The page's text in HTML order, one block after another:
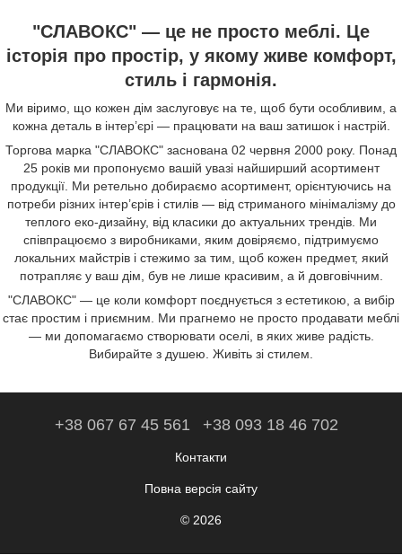
"СЛАВОКС" — це не просто меблі. Це
історія про простір, у якому живе комфорт,
стиль і гармонія.
Ми віримо, що кожен дім заслуговує на те, щоб бути особливим, а
кожна деталь в інтер’єрі — працювати на ваш затишок і настрій.
Торгова марка "СЛАВОКС" заснована 02 червня 2000 року. Понад
25 років ми пропонуємо вашій увазі найширший асортимент
продукції. Ми ретельно добираємо асортимент, орієнтуючись на
потреби різних інтер’єрів і стилів — від стриманого мінімалізму до
теплого еко-дизайну, від класики до актуальних трендів. Ми
співпрацюємо з виробниками, яким довіряємо, підтримуємо
локальних майстрів і стежимо за тим, щоб кожен предмет, який
потрапляє у ваш дім, був не лише красивим, а й довговічним.
"СЛАВОКС" — це коли комфорт поєднується з естетикою, а вибір
стає простим і приємним. Ми прагнемо не просто продавати меблі
— ми допомагаємо створювати оселі, в яких живе радість.
Вибирайте з душею. Живіть зі стилем.
+38 067 67 45 561 +38 093 18 46 702
Контакти
Повна версія сайту
© 2026